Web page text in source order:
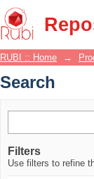
Search
RUBI :: Home →
Search
Filters
Use filters to refine